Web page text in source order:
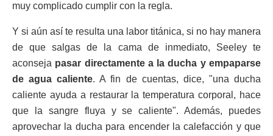
muy complicado cumplir con la regla.
Y si aún así te resulta una labor titánica, si no hay manera
de que salgas de la cama de inmediato, Seeley te
aconseja pasar directamente a la ducha y empaparse
de agua caliente. A fin de cuentas, dice, "una ducha
caliente ayuda a restaurar la temperatura corporal, hace
que la sangre fluya y se caliente". Además, puedes
aprovechar la ducha para encender la calefacción y que